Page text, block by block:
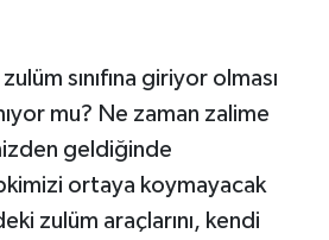
sınıfına giriyor olması
mu? Ne zaman zalime
geldiğinde
ortaya koymayacak
zulüm araçlarını, kendi